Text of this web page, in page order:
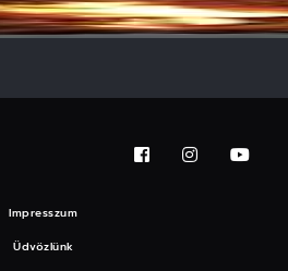
Impresszum
Üdvözlünk